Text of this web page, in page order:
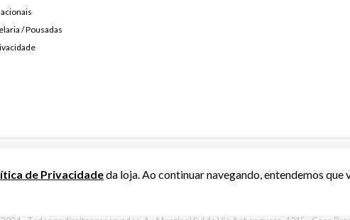
de Privacidadeda loja. Ao continuar navegando, entendemos que
/ Pousadas